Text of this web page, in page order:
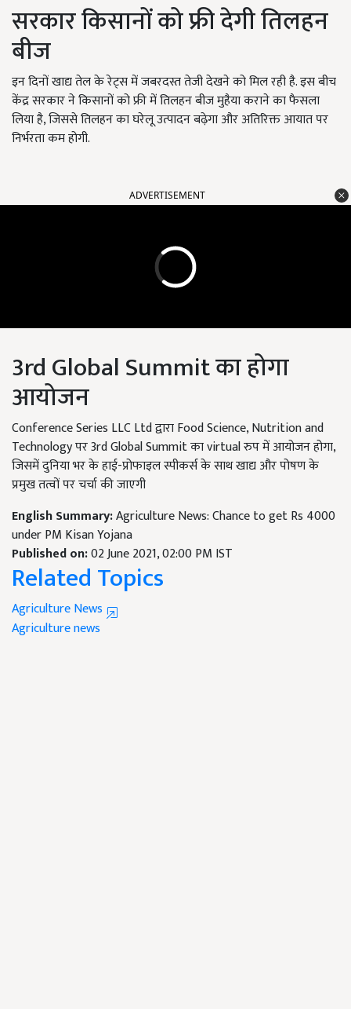
सरकार किसानों को फ्री देगी तिलहन
बीज
इन दिनों खाद्य तेल के रेट्स में जबरदस्त तेजी देखने को मिल रही है. इस बीच
केंद्र सरकार ने किसानों को फ्री में तिलहन बीज मुहैया कराने का फैसला
लिया है, जिससे तिलहन का घरेलू उत्पादन बढ़ेगा और अतिरिक्त आयात पर
निर्भरता कम होगी.
ADVERTISEMENT
3rd Global Summit का होगा
आयोजन
Conference Series LLC Ltd द्वारा Food Science, Nutrition and
Technology पर 3rd Global Summit का virtual रुप में आयोजन होगा,
जिसमें दुनिया भर के हाई-प्रोफाइल स्पीकर्स के साथ खाद्य और पोषण के
प्रमुख तत्वों पर चर्चा की जाएगी
English Summary:Agriculture News: Chance to get Rs 4000
under PM Kisan Yojana
Published on:02 June 2021, 02:00 PM IST
Related Topics
Agriculture News
Agriculture news